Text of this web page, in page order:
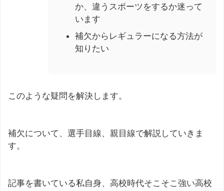
か、違うスポーツをするか迷って
います
補欠からレギュラーになる方法が
知りたい
このような疑問を解決します。
補欠について、選手目線、親目線で解説していきま
す。
記事を書いている私自身、高校時代そこそこ強い高校